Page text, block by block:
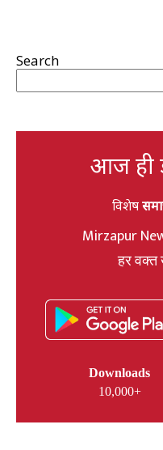
Search
आज ही
विशेष
Mirzapur
हर
Downloads
10,000+